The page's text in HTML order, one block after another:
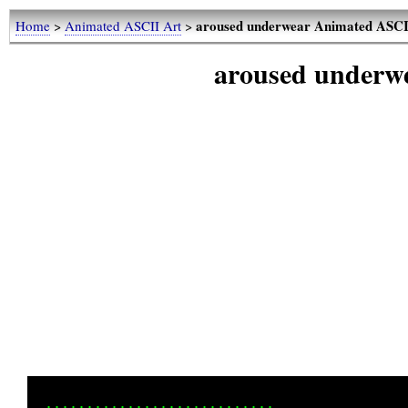
Home>Animated ASCII Art>aroused underwear Animated
aroused